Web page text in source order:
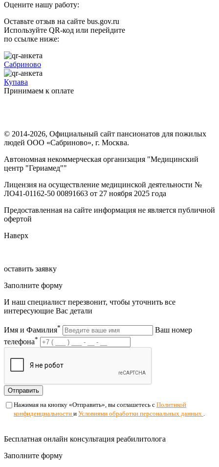
Оцените нашу работу:
Оставьте отзыв на сайте bus.gov.ru
Используйте QR-код или перейдите
по ссылке ниже:
Сабриново
Купава
Принимаем к оплате
© 2014-2026, Официальный сайт пансионатов для пожилых
людей ООО «Сабриново», г. Москва.
Автономная некоммерческая организация "Медицинский
центр "Гериамед""
Лицензия на осуществление медицинской деятельности №
ЛО41-01162-50 00891663 от 27 ноября 2025 года
Предоставленная на сайте информация не является публичной
офертой
Наверх
оставить заявку
Заполните форму
И наш специалист перезвонит, чтобы уточнить все
интересующие Вас детали
Имя и Фамилия*
Ваш номер
телефона*
Отправить
Нажимая на кнопку «Отправить», вы соглашетесь с Политикой
конфиденциальности и Условиями обработки персональных данных
Бесплатная онлайн консультация реабилитолога
Заполните форму